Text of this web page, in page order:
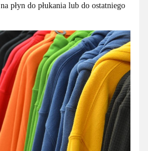
płyn do płukania lub do ostatniego